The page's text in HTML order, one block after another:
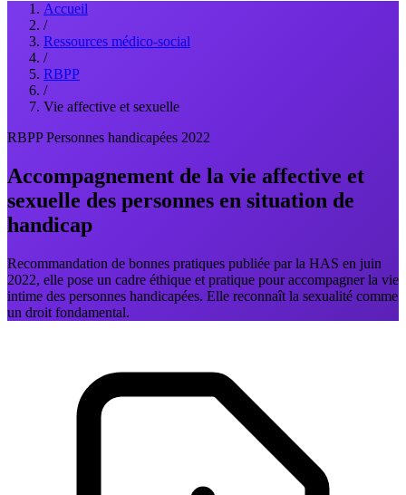
Accueil
/
Ressources médico-social
/
RBPP
/
Vie affective et sexuelle
RBPP Personnes handicapées 2022
Accompagnement de la vie affective et
sexuelle des personnes en situation de
handicap
Recommandation de bonnes pratiques publiée par la HAS en juin
2022, elle pose un cadre éthique et pratique pour accompagner la vie
intime des personnes handicapées. Elle reconnaît la sexualité comme
un droit fondamental.